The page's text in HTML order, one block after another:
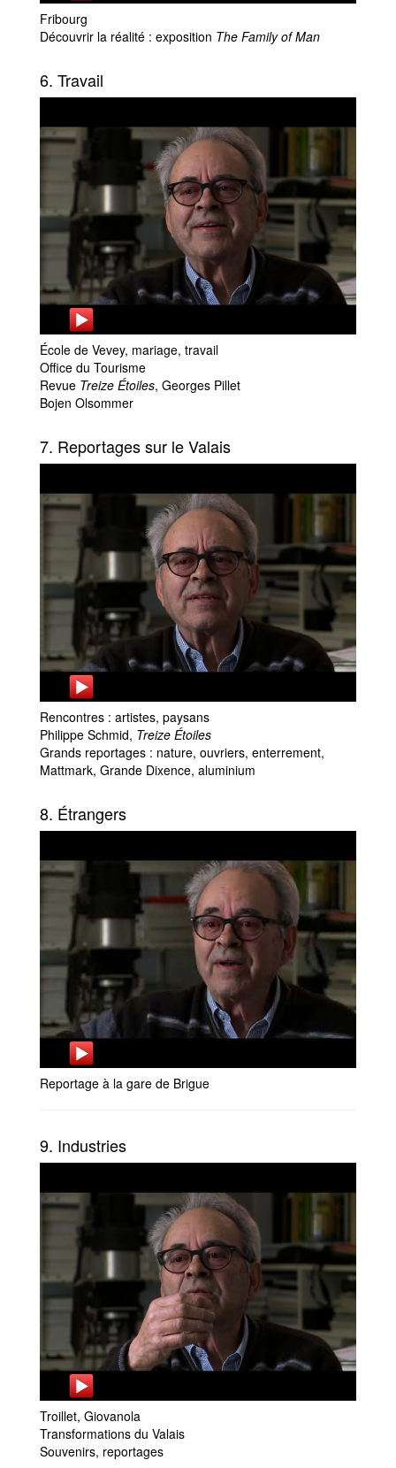
Fribourg
Découvrir la réalité : exposition The Family of Man
6. Travail
École de Vevey, mariage, travail
Office du Tourisme
Revue Treize Étoiles, Georges Pillet
Bojen Olsommer
7. Reportages sur le Valais
Rencontres : artistes, paysans
Philippe Schmid, Treize Étoiles
Grands reportages : nature, ouvriers, enterrement,
Mattmark, Grande Dixence, aluminium
8. Étrangers
Reportage à la gare de Brigue
9. Industries
Troillet, Giovanola
Transformations du Valais
Souvenirs, reportages